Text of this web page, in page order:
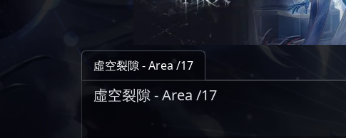
虛空裂隙 - Area /17
虛空裂隙 - Area /17